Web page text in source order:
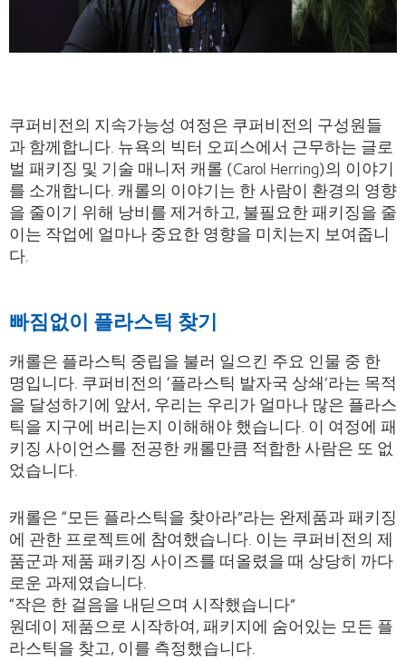
쿠퍼비전의 지속가능성 여정은 쿠퍼비전의 구성원들
과 함께합니다. 뉴욕의 빅터 오피스에서 근무하는 글로
벌 패키징 및 기술 매니저 캐롤 (Carol Herring)의 이야기
를 소개합니다. 캐롤의 이야기는 한 사람이 환경의 영향
을 줄이기 위해 낭비를 제거하고, 불필요한 패키징을 줄
이는 작업에 얼마나 중요한 영향을 미치는지 보여줍니
다.
빠짐없이 플라스틱 찾기
캐롤은 플라스틱 중립을 불러 일으킨 주요 인물 중 한
명입니다. 쿠퍼비전의 ‘플라스틱 발자국 상쇄’라는 목적
을 달성하기에 앞서, 우리는 우리가 얼마나 많은 플라스
틱을 지구에 버리는지 이해해야 했습니다. 이 여정에 패
키징 사이언스를 전공한 캐롤만큼 적합한 사람은 또 없
었습니다.
캐롤은 “모든 플라스틱을 찾아라”라는 완제품과 패키징
에 관한 프로젝트에 참여했습니다. 이는 쿠퍼비전의 제
품군과 제품 패키징 사이즈를 떠올렸을 때 상당히 까다
로운 과제였습니다.
“작은 한 걸음을 내딛으며 시작했습니다”
원데이 제품으로 시작하여, 패키지에 숨어있는 모든 플
라스틱을 찾고, 이를 측정했습니다.